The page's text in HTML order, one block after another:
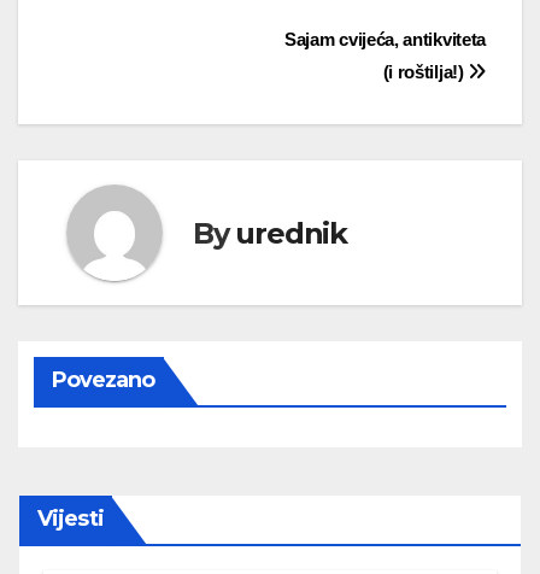
Sajam cvijeća, antikviteta
(i roštilja!)
Byurednik
Povezano
Vijesti